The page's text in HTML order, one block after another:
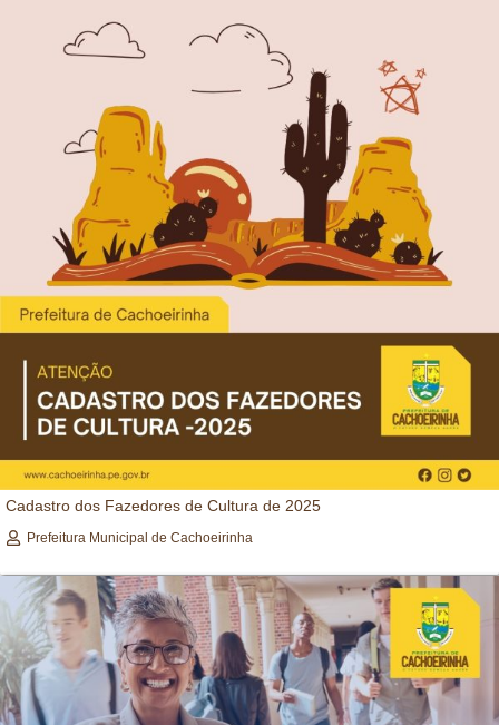
Cadastro dos Fazedores de Cultura de 2025
Prefeitura Municipal de Cachoeirinha